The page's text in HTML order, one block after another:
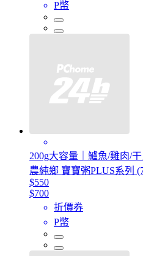
P幣
200g大容量｜鱸魚/雞肉/
農純鄉 寶寶粥PLUS系列
$550
$700
折價券
P幣